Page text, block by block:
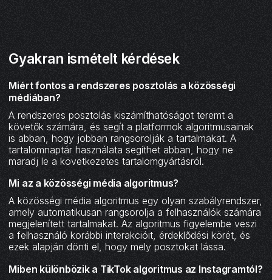
Gyakran ismételt kérdések
Miért fontos a rendszeres posztolás a közösségi
médiában?
A rendszeres posztolás kiszámíthatóságot teremt a
követők számára, és segít a platformok algoritmusainak
is abban, hogy jobban rangsorolják a tartalmakat. A
tartalomnaptár használata segíthet abban, hogy ne
maradj le a következetes tartalomgyártásról.‍
Mi az a közösségi média algoritmus?
A közösségi média algoritmus egy olyan szabályrendszer,
amely automatikusan rangsorolja a felhasználók számára
megjelenített tartalmakat. Az algoritmus figyelembe veszi
a felhasználó korábbi interakcióit, érdeklődési körét, és
ezek alapján dönti el, hogy mely posztokat lássa.
Miben különbözik a TikTok algoritmus az Instagramtól?